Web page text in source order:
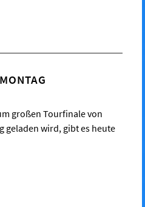
großen Tourfinale von
geladen wird, gibt es heute